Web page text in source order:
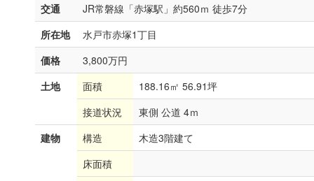
交通
JR常磐線「赤塚駅」約560ｍ 徒歩7分
所在地
水戸市赤塚1丁目
価格
3,800万円
土地
面積
188.16㎡ 56.91坪
接道状況
東側 公道 4ｍ
建物
構造
木造3階建て
床面積